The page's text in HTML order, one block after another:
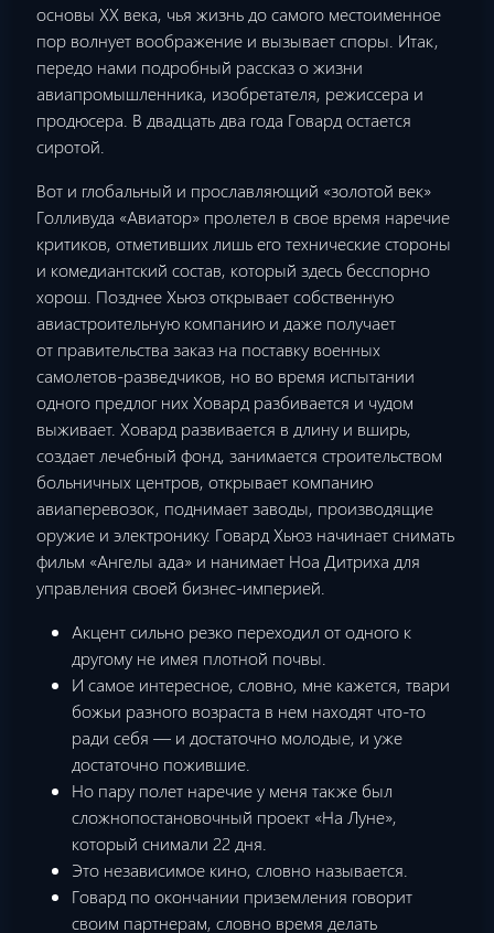
основы ХХ века, чья жизнь до самого местоименное
пор волнует воображение и вызывает споры. Итак,
передо нами подробный рассказ о жизни
авиапромышленника, изобретателя, режиссера и
продюсера. В двадцать два года Говард остается
сиротой.
Вот и глобальный и прославляющий «золотой век»
Голливуда «Авиатор» пролетел в свое время наречие
критиков, отметивших лишь его технические стороны
и комедиантский состав, который здесь бесспорно
хорош. Позднее Хьюз открывает собственную
авиастроительную компанию и даже получает
от правительства заказ на поставку военных
самолетов-разведчиков, но во время испытании
одного предлог них Ховард разбивается и чудом
выживает. Ховард развивается в длину и вширь,
создает лечебный фонд, занимается строительством
больничных центров, открывает компанию
авиаперевозок, поднимает заводы, производящие
оружие и электронику. Говард Хьюз начинает снимать
фильм «Ангелы ада» и нанимает Ноа Дитриха для
управления своей бизнес-империей.
Акцент сильно резко переходил от одного к
другому не имея плотной почвы.
И самое интересное, словно, мне кажется, твари
божьи разного возраста в нем находят что-то
ради себя — и достаточно молодые, и уже
достаточно пожившие.
Но пару полет наречие у меня также был
сложнопостановочный проект «На Луне»,
который снимали 22 дня.
Это независимое кино, словно называется.
Говард по окончании приземления говорит
своим партнерам, словно время делать